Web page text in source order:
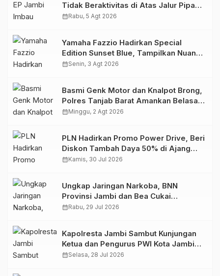
Tidak Beraktivitas di Atas Jalur Pipa
Migas Demi Keselamatan Bersama
calendar_monthRabu, 5 Agt 2026
Yamaha Fazzio Hadirkan Special
Edition Sunset Blue, Tampilkan Nuansa
Retro Summer yang Semakin Skena
calendar_monthSenin, 3 Agt 2026
Basmi Genk Motor dan Knalpot Brong,
Polres Tanjab Barat Amankan Belasan
Kendaraan
calendar_monthMinggu, 2 Agt 2026
PLN Hadirkan Promo Power Drive, Beri
Diskon Tambah Daya 50% di Ajang
GIIAS 2026
calendar_monthKamis, 30 Jul 2026
Ungkap Jaringan Narkoba, BNN
Provinsi Jambi dan Bea Cukai
Amankan Sembilan Pelaku beserta
calendar_monthRabu, 29 Jul 2026
Kapolresta Jambi Sambut Kunjungan
Ketua dan Pengurus PWI Kota Jambi
Perkuat Sinergi dan Kolaborasi
calendar_monthSelasa, 28 Jul 2026